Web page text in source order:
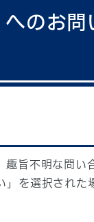
のお問
趣旨不明な問い
」を選択された